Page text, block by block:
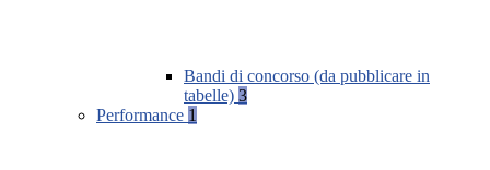
Bandi di concorso (da pubblicare in
tabelle) 3
Performance 1